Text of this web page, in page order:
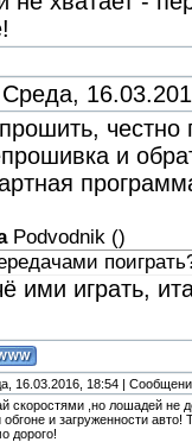
честно
и
Podvodnik ()
ими играть,
16.03.2016, 18:54 |
скоростями ,но лошадей не
обгоне и загруженности
дорого!